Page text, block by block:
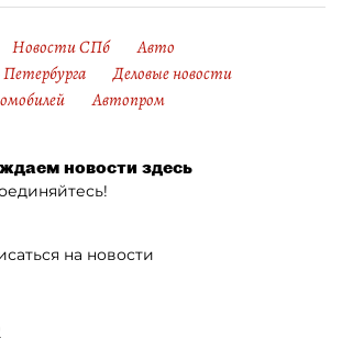
Новости СПб
Авто
Деловые новости
Автопром
новости здесь
на новости